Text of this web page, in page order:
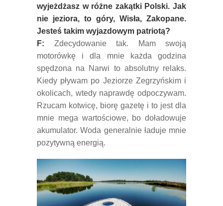
wyjeżdżasz w różne zakątki Polski. Jak
nie jeziora, to góry, Wisła, Zakopane.
Jesteś takim wyjazdowym patriotą?
F:
Zdecydowanie tak. Mam swoją
motorówkę i dla mnie każda godzina
spędzona na Narwi to absolutny relaks.
Kiedy pływam po Jeziorze Zegrzyńskim i
okolicach, wtedy naprawdę odpoczywam.
Rzucam kotwicę, biorę gazetę i to jest dla
mnie mega wartościowe, bo doładowuje
akumulator. Woda generalnie ładuje mnie
pozytywną energią.